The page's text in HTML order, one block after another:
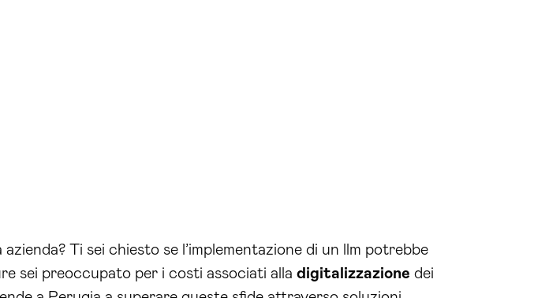
azienda? Ti sei chiesto se l’implementazione di un llm potrebbe
sei preoccupato per i costi associati alla digitalizzazione dei